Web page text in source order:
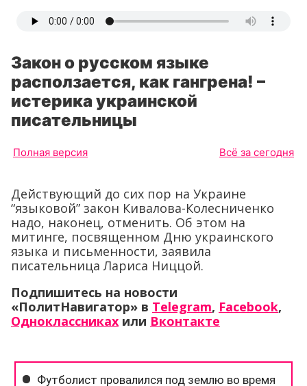
Закон о русском языке
расползается, как гангрена! –
истерика украинской
писательницы
Полная версия Всё за сегодня
Действующий до сих пор на Украине
“языковой” закон Кивалова-Колесниченко
надо, наконец, отменить. Об этом на
митинге, посвященном Дню украинского
языка и письменности, заявила
писательница Лариса Ниццой.
Подпишитесь на новости
«ПолитНавигатор» в Telegram, Facebook,
Одноклассниках или Вконтакте